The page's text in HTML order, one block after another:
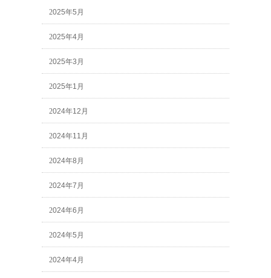
2025年5月
2025年4月
2025年3月
2025年1月
2024年12月
2024年11月
2024年8月
2024年7月
2024年6月
2024年5月
2024年4月